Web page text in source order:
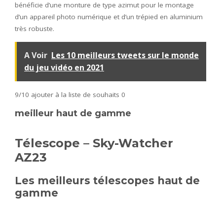
bénéficie d’une monture de type azimut pour le montage
d’un appareil photo numérique et d’un trépied en aluminium
très robuste.
A Voir Les 10 meilleurs tweets sur le monde
du jeu vidéo en 2021
9/10 ajouter à la liste de souhaits 0
meilleur haut de gamme
Télescope – Sky-Watcher
AZ23
Les meilleurs télescopes haut de
gamme